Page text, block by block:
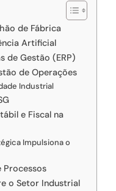
de Fábrica
Artificial
de Gestão (ERP)
de Operações
Industrial
e Fiscal na
Impulsiona o
Processos
o Setor Industrial